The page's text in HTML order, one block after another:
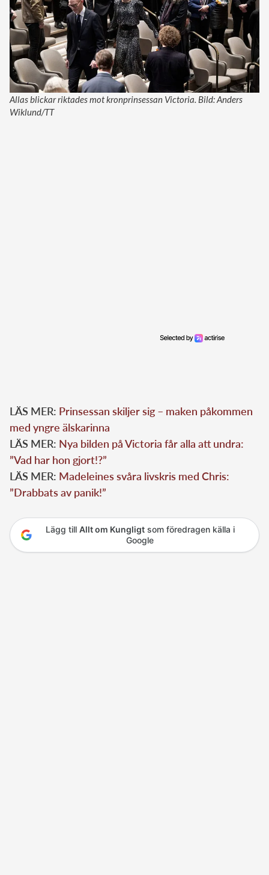
Allas blickar riktades mot kronprinsessan Victoria. Bild: Anders
Wiklund/TT
LÄS MER: Prinsessan skiljer sig – maken påkommen
med yngre älskarinna
LÄS MER: Nya bilden på Victoria får alla att undra:
”Vad har hon gjort!?”
LÄS MER: Madeleines svåra livskris med Chris:
”Drabbats av panik!”
Lägg till Allt om Kungligtsom föredragen källa i
Google